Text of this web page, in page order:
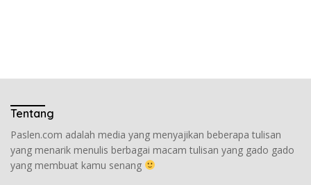
Tentang
Paslen.com adalah media yang menyajikan beberapa tulisan
yang menarik menulis berbagai macam tulisan yang gado gado
yang membuat kamu senang